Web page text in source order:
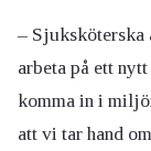
– Sjuksköterska
arbeta på ett
komma in i
att vi tar hand